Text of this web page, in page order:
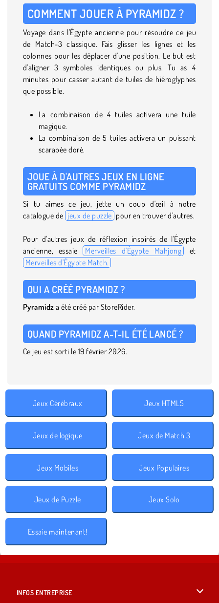
COMMENT JOUER À PYRAMIDZ ?
Voyage dans l'Égypte ancienne pour résoudre ce jeu
de Match-3 classique. Fais glisser les lignes et les
colonnes pour les déplacer d'une position. Le but est
d'aligner 3 symboles identiques ou plus. Tu as 4
minutes pour casser autant de tuiles de hiéroglyphes
que possible.
La combinaison de 4 tuiles activera une tuile
magique.
La combinaison de 5 tuiles activera un puissant
scarabée doré.
JOUE À D'AUTRES JEUX EN LIGNE
GRATUITS COMME PYRAMIDZ
Si tu aimes ce jeu, jette un coup d'œil à notre
catalogue de jeux de puzzle pour en trouver d'autres.
Pour d'autres jeux de réflexion inspirés de l'Égypte
ancienne, essaie Merveilles d'Égypte Mahjong
et
Merveilles d'Égypte Match.
QUI A CRÉÉ PYRAMIDZ ?
Pyramidz a été créé par StoreRider.
QUAND PYRAMIDZ A-T-IL ÉTÉ LANCÉ ?
Ce jeu est sorti le 19 février 2026.
Jeux Cérébraux Jeux HTML5
Jeux de logique Jeux de Match 3
Jeux Mobiles Jeux Populaires
Jeux de Puzzle Jeux Solo
Essaie maintenant!
INFOS ENTREPRISE